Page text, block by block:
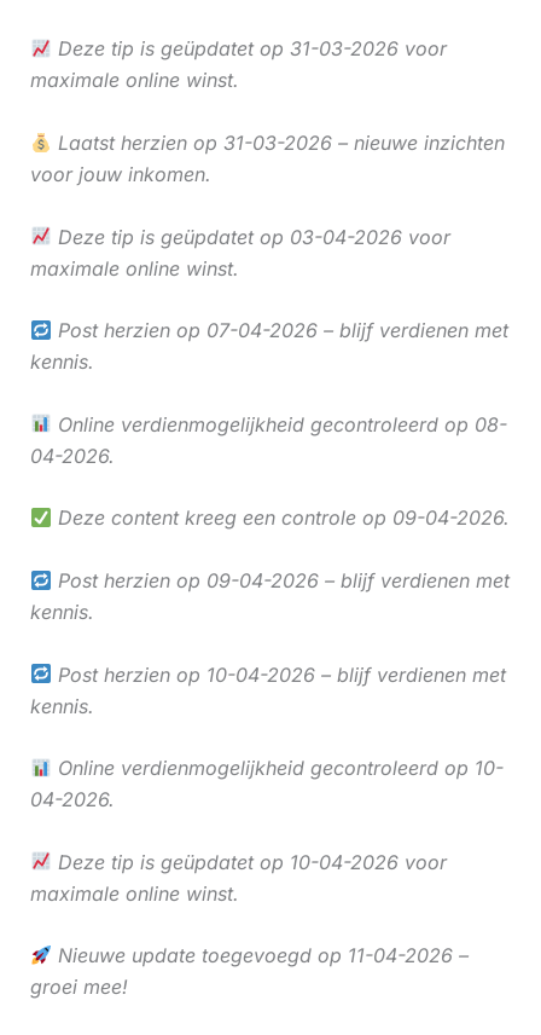
Deze tip is geüpdatet op 31-03-2026 voor
maximale online winst.
Laatst herzien op 31-03-2026 – nieuwe inzichten
voor jouw inkomen.
Deze tip is geüpdatet op 03-04-2026 voor
maximale online winst.
Post herzien op 07-04-2026 – blijf verdienen met
kennis.
Online verdienmogelijkheid gecontroleerd op 08-
04-2026.
Deze content kreeg een controle op 09-04-2026.
Post herzien op 09-04-2026 – blijf verdienen met
kennis.
Post herzien op 10-04-2026 – blijf verdienen met
kennis.
Online verdienmogelijkheid gecontroleerd op 10-
04-2026.
Deze tip is geüpdatet op 10-04-2026 voor
maximale online winst.
Nieuwe update toegevoegd op 11-04-2026 –
groei mee!